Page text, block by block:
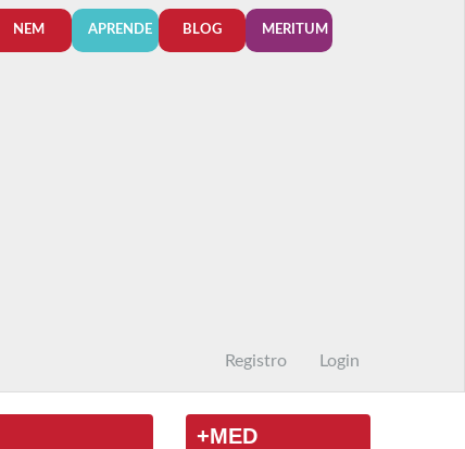
NEM APRENDE BLOG MERITUM
Registro Login
+MED